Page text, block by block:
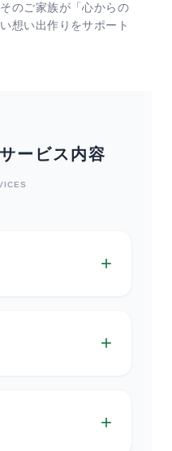
のご家族が「心からの
想い出作りをサポート
ービス内容
+
+
+